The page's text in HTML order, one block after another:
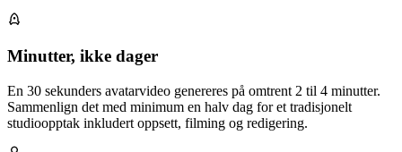
Minutter, ikke dager
En 30 sekunders avatarvideo genereres på omtrent 2 til 4 minutter.
Sammenlign det med minimum en halv dag for et tradisjonelt
studioopptak inkludert oppsett, filming og redigering.